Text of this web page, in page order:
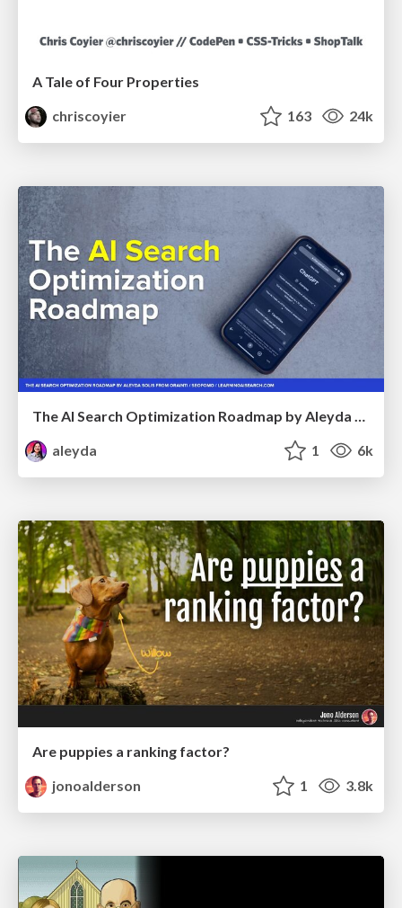
A Tale of Four Properties
chriscoyier
163 24k
The AI Search Optimization Roadmap by Aleyda Solis
aleyda
1 6k
Are puppies a ranking factor?
jonoalderson
1 3.8k